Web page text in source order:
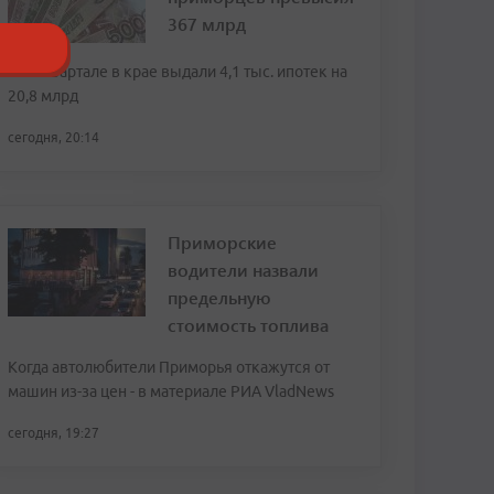
367 млрд
Во II квартале в крае выдали 4,1 тыс. ипотек на
20,8 млрд
сегодня, 20:14
Приморские
водители назвали
предельную
стоимость топлива
Когда автолюбители Приморья откажутся от
машин из-за цен - в материале РИА VladNews
сегодня, 19:27